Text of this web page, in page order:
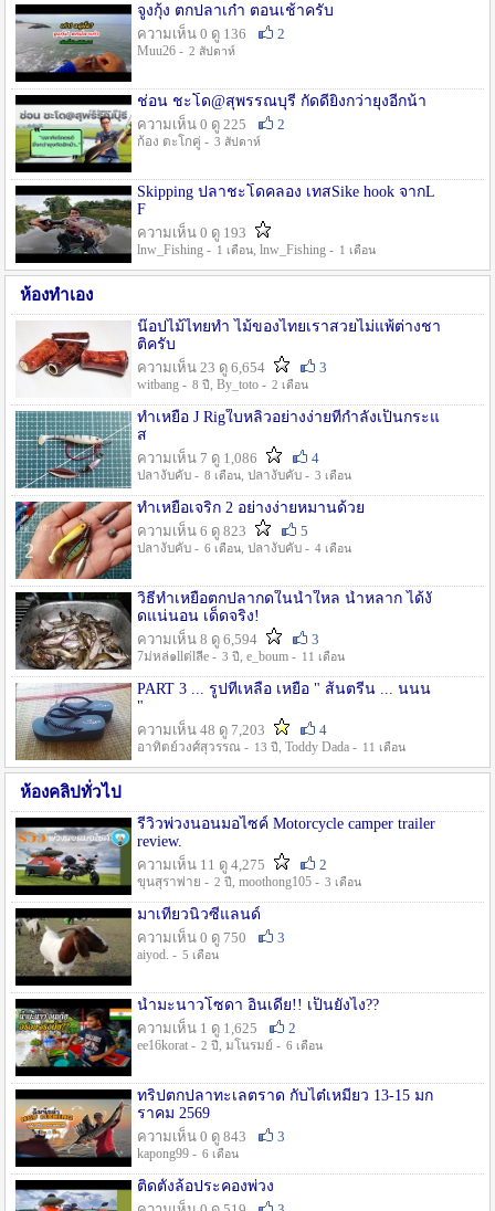
จูงกุ้ง ตกปลาเก๋า ตอนเช้าครับ
ความเห็น 0 ดู 136
2
Muu26 - 2 สัปดาห์
ช่อน ชะโด@สุพรรณบุรี กัดดียิ่งกว่ายุงอีกน้า
ความเห็น 0 ดู 225
2
ก้อง ตะโกคู่ - 3 สัปดาห์
Skipping ปลาชะโดคลอง เทสSike hook จากL
F
ความเห็น 0 ดู 193
lnw_Fishing - 1 เดือน, lnw_Fishing - 1 เดือน
ห้องทำเอง
น๊อปไม้ไทยทำ ไม้ของไทยเราสวยไม่แพ้ต่างชา
ติครับ
ความเห็น 23 ดู 6,654
3
witbang - 8 ปี , By_toto - 2 เดือน
ทำเหยื่อ J Rigใบหลิวอย่างง่ายที่กำลังเป็นกระแ
ส
ความเห็น 7 ดู 1,086
4
ปลางับคับ - 8 เดือน, ปลางับคับ - 3 เดือน
ทำเหยื่อเจริก 2 อย่างง่ายหมานด้วย
ความเห็น 6 ดู 823
5
ปลางับคับ - 6 เดือน, ปลางับคับ - 4 เดือน
วิธีทำเหยื่อตกปลากดในน้ำใหล น้ำหลาก ได้งั
ดแน่นอน เด็ดจริง!
ความเห็น 8 ดู 6,594
3
7ม่หล่๑llต่lลีe - 3 ปี , e_boum - 11 เดือน
PART 3 ... รูปที่เหลือ เหยื่อ " ส้นตรีน ... นนน
"
ความเห็น 48 ดู 7,203
4
อาทิตย์วงศ์สุวรรณ - 13 ปี , Toddy Dada - 11 เดือน
ห้องคลิปทั่วไป
รีวิวพ่วงนอนมอไซค์ Motorcycle camper trailer
review.
ความเห็น 11 ดู 4,275
2
ขุนสุราพ่าย - 2 ปี , moothong105 - 3 เดือน
มาเที่ยวนิวซีแลนด์
ความเห็น 0 ดู 750
3
aiyod. - 5 เดือน
น้ำมะนาวโซดา อินเดีย!! เป็นยังไง??
ความเห็น 1 ดู 1,625
2
ee16korat - 2 ปี , มโนรมย์ - 6 เดือน
ทริปตกปลาทะเลตราด กับไต๋เหมี่ยว 13-15 มก
ราคม 2569
ความเห็น 0 ดู 843
3
kapong99 - 6 เดือน
ติดตั้งล้อประคองพ่วง